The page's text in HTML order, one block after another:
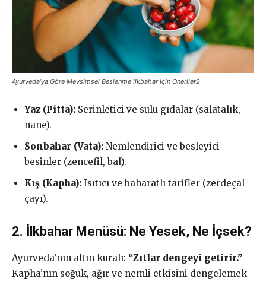
Ayurveda’ya Göre Mevsimsel Beslenme İlkbahar İçin Öneriler2
Yaz (Pitta): Serinletici ve sulu gıdalar (salatalık,
nane).
Sonbahar (Vata): Nemlendirici ve besleyici
besinler (zencefil, bal).
Kış (Kapha): Isıtıcı ve baharatlı tarifler (zerdeçal
çayı).
2. İlkbahar Menüsü: Ne Yesek, Ne İçsek?
Ayurveda’nın altın kuralı: “Zıtlar dengeyi getirir.”
Kapha’nın soğuk, ağır ve nemli etkisini dengelemek